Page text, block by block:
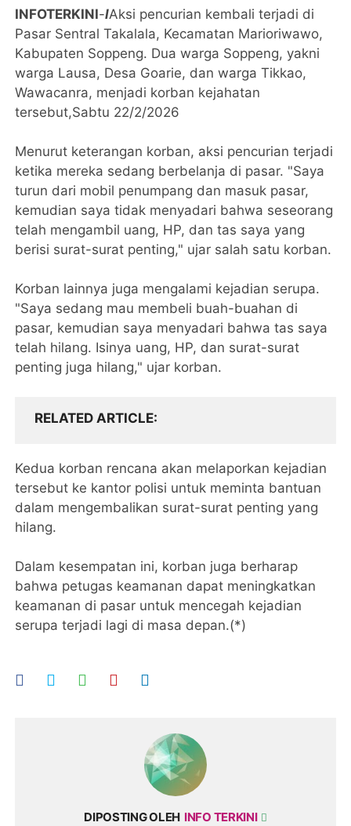
INFOTERKINI-lAksi pencurian kembali terjadi di
Pasar Sentral Takalala, Kecamatan Marioriwawo,
Kabupaten Soppeng. Dua warga Soppeng, yakni
warga Lausa, Desa Goarie, dan warga Tikkao,
Wawacanra, menjadi korban kejahatan
tersebut,Sabtu 22/2/2026
Menurut keterangan korban, aksi pencurian terjadi
ketika mereka sedang berbelanja di pasar. "Saya
turun dari mobil penumpang dan masuk pasar,
kemudian saya tidak menyadari bahwa seseorang
telah mengambil uang, HP, dan tas saya yang
berisi surat-surat penting," ujar salah satu korban.
Korban lainnya juga mengalami kejadian serupa.
"Saya sedang mau membeli buah-buahan di
pasar, kemudian saya menyadari bahwa tas saya
telah hilang. Isinya uang, HP, dan surat-surat
penting juga hilang," ujar korban.
RELATED ARTICLE
Kedua korban rencana akan melaporkan kejadian
tersebut ke kantor polisi untuk meminta bantuan
dalam mengembalikan surat-surat penting yang
hilang.
Dalam kesempatan ini, korban juga berharap
bahwa petugas keamanan dapat meningkatkan
keamanan di pasar untuk mencegah kejadian
serupa terjadi lagi di masa depan.(*)
DIPOSTING OLEH INFO TERKINI